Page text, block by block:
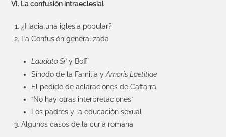
VI. La confusión intraeclesial
¿Hacia una iglesia popular?
La Confusión generalizada
Laudato Si’ y Boff
Sínodo de la Familia yAmoris Laetitiae
El pedido de aclaraciones de Caffarra
“No hay otras interpretaciones”
Los padres y la educación sexual
Algunos casos de la curia romana